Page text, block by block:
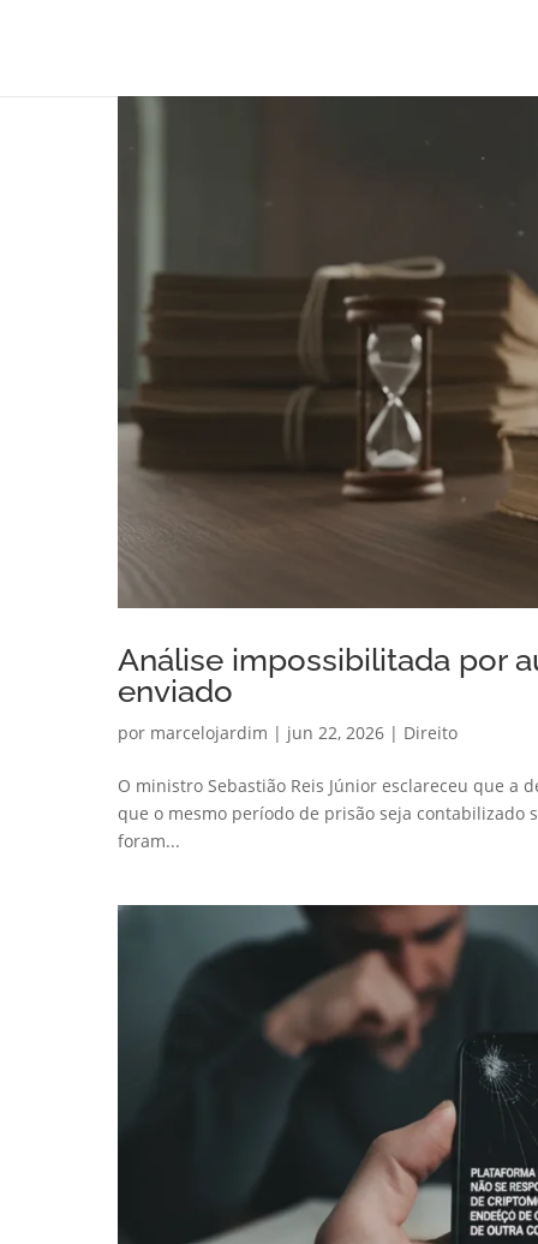
Análise impossibilitada por
enviado
por marcelojardim | jun 22, 2026 | Direito
O ministro Sebastião Reis Júnior esclareceu que
que o mesmo período de prisão seja
foram...